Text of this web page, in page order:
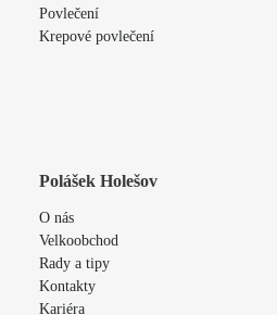
Povlečení
Krepové povlečení
Polášek Holešov
O nás
Velkoobchod
Rady a tipy
Kontakty
Kariéra